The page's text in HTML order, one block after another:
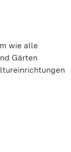
wie alle
Gärten